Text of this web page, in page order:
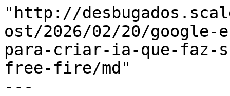
"http://
ost/2026/02/20/google-
para-criar-ia-que-faz-
free-fire/md"
---